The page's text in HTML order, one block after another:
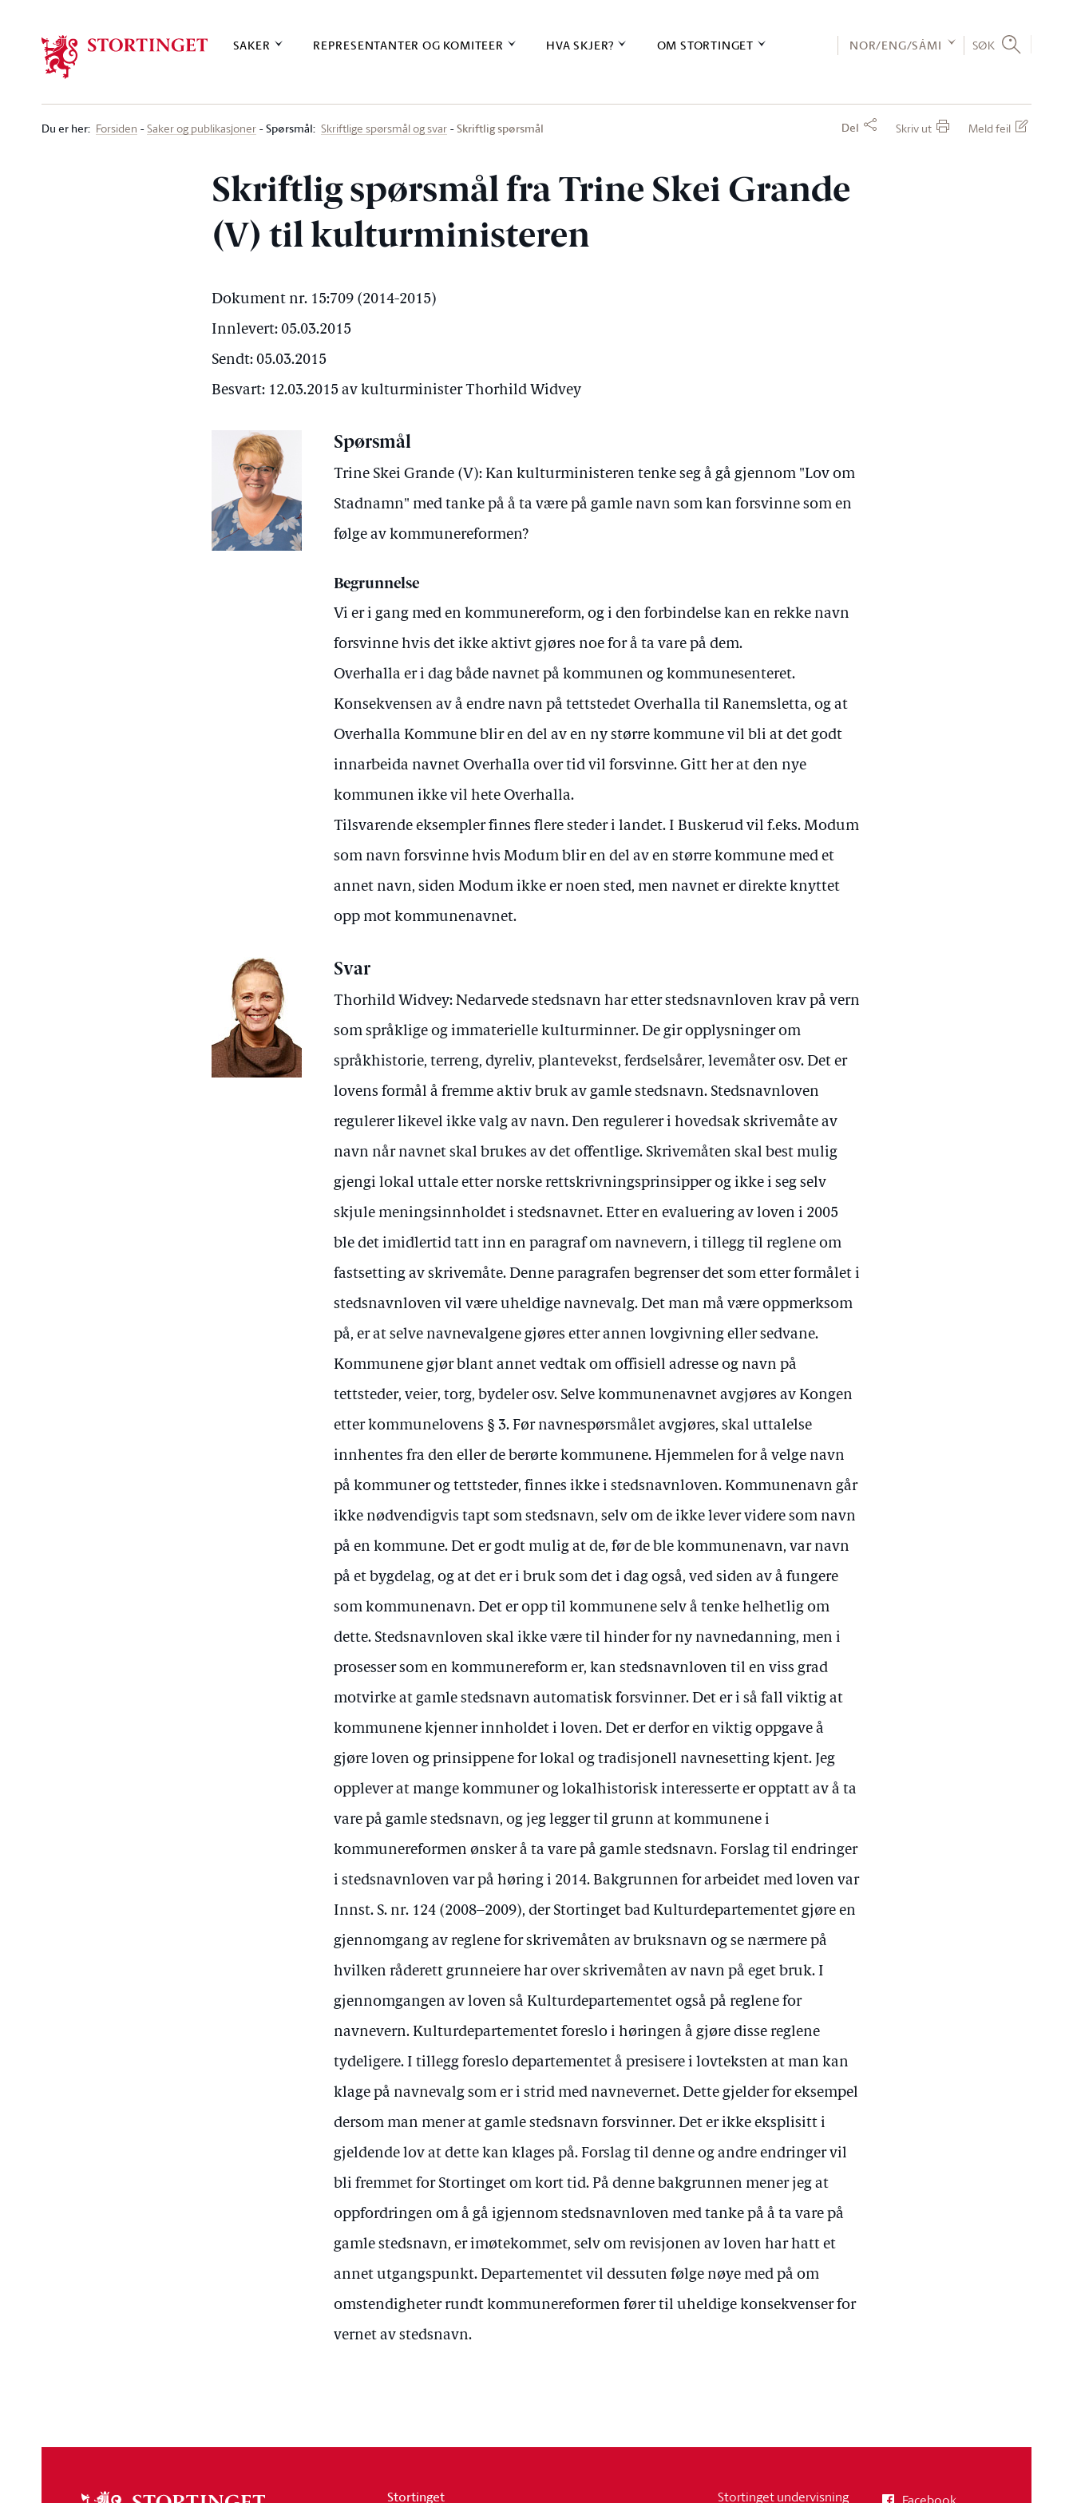
SAKER REPRESENTANTER OG KOMITEER HVA SKJER? OM STORTINGET NOR/ENG/SÁMI SØK
Du er her: Forsiden Saker og publikasjoner Spørsmål: Skriftlige spørsmål og svar Skriftlig spørsmål Del Skriv ut Meld feil
Skriftlig spørsmål fra Trine Skei Grande
(V) til kulturministeren
Dokument nr. 15:709 (2014-2015)
Innlevert: 05.03.2015
Sendt: 05.03.2015
Besvart: 12.03.2015 av kulturminister Thorhild Widvey
Spørsmål
Trine Skei Grande (V): Kan kulturministeren tenke seg å gå gjennom "Lov om
Stadnamn" med tanke på å ta være på gamle navn som kan forsvinne som en
følge av kommunereformen?
Begrunnelse
Vi er i gang med en kommunereform, og i den forbindelse kan en rekke navn
forsvinne hvis det ikke aktivt gjøres noe for å ta vare på dem.
Overhalla er i dag både navnet på kommunen og kommunesenteret.
Konsekvensen av å endre navn på tettstedet Overhalla til Ranemsletta, og at
Overhalla Kommune blir en del av en ny større kommune vil bli at det godt
innarbeida navnet Overhalla over tid vil forsvinne. Gitt her at den nye
kommunen ikke vil hete Overhalla.
Tilsvarende eksempler finnes flere steder i landet. I Buskerud vil f.eks. Modum
som navn forsvinne hvis Modum blir en del av en større kommune med et
annet navn, siden Modum ikke er noen sted, men navnet er direkte knyttet
opp mot kommunenavnet.
Svar
Thorhild Widvey: Nedarvede stedsnavn har etter stedsnavnloven krav på vern
som språklige og immaterielle kulturminner. De gir opplysninger om
språkhistorie, terreng, dyreliv, plantevekst, ferdselsårer, levemåter osv. Det er
lovens formål å fremme aktiv bruk av gamle stedsnavn. Stedsnavnloven
regulerer likevel ikke valg av navn. Den regulerer i hovedsak skrivemåte av
navn når navnet skal brukes av det offentlige. Skrivemåten skal best mulig
gjengi lokal uttale etter norske rettskrivningsprinsipper og ikke i seg selv
skjule meningsinnholdet i stedsnavnet. Etter en evaluering av loven i 2005
ble det imidlertid tatt inn en paragraf om navnevern, i tillegg til reglene om
fastsetting av skrivemåte. Denne paragrafen begrenser det som etter formålet i
stedsnavnloven vil være uheldige navnevalg. Det man må være oppmerksom
på, er at selve navnevalgene gjøres etter annen lovgivning eller sedvane.
Kommunene gjør blant annet vedtak om offisiell adresse og navn på
tettsteder, veier, torg, bydeler osv. Selve kommunenavnet avgjøres av Kongen
etter kommunelovens § 3. Før navnespørsmålet avgjøres, skal uttalelse
innhentes fra den eller de berørte kommunene. Hjemmelen for å velge navn
på kommuner og tettsteder, finnes ikke i stedsnavnloven. Kommunenavn går
ikke nødvendigvis tapt som stedsnavn, selv om de ikke lever videre som navn
på en kommune. Det er godt mulig at de, før de ble kommunenavn, var navn
på et bygdelag, og at det er i bruk som det i dag også, ved siden av å fungere
som kommunenavn. Det er opp til kommunene selv å tenke helhetlig om
dette. Stedsnavnloven skal ikke være til hinder for ny navnedanning, men i
prosesser som en kommunereform er, kan stedsnavnloven til en viss grad
motvirke at gamle stedsnavn automatisk forsvinner. Det er i så fall viktig at
kommunene kjenner innholdet i loven. Det er derfor en viktig oppgave å
gjøre loven og prinsippene for lokal og tradisjonell navnesetting kjent. Jeg
opplever at mange kommuner og lokalhistorisk interesserte er opptatt av å ta
vare på gamle stedsnavn, og jeg legger til grunn at kommunene i
kommunereformen ønsker å ta vare på gamle stedsnavn. Forslag til endringer
i stedsnavnloven var på høring i 2014. Bakgrunnen for arbeidet med loven var
Innst. S. nr. 124 (2008–2009), der Stortinget bad Kulturdepartementet gjøre en
gjennomgang av reglene for skrivemåten av bruksnavn og se nærmere på
hvilken råderett grunneiere har over skrivemåten av navn på eget bruk. I
gjennomgangen av loven så Kulturdepartementet også på reglene for
navnevern. Kulturdepartementet foreslo i høringen å gjøre disse reglene
tydeligere. I tillegg foreslo departementet å presisere i lovteksten at man kan
klage på navnevalg som er i strid med navnevernet. Dette gjelder for eksempel
dersom man mener at gamle stedsnavn forsvinner. Det er ikke eksplisitt i
gjeldende lov at dette kan klages på. Forslag til denne og andre endringer vil
bli fremmet for Stortinget om kort tid. På denne bakgrunnen mener jeg at
oppfordringen om å gå igjennom stedsnavnloven med tanke på å ta vare på
gamle stedsnavn, er imøtekommet, selv om revisjonen av loven har hatt et
annet utgangspunkt. Departementet vil dessuten følge nøye med på om
omstendigheter rundt kommunereformen fører til uheldige konsekvenser for
vernet av stedsnavn.
Stortinget Stortinget undervisning